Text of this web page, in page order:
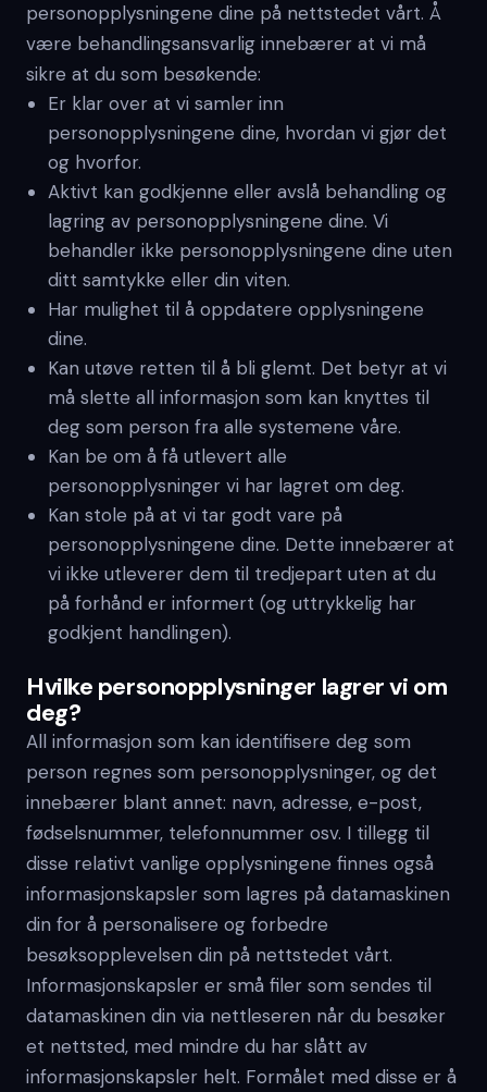
personopplysningene dine på nettstedet vårt. Å
være behandlingsansvarlig innebærer at vi må
sikre at du som besøkende:
Er klar over at vi samler inn
personopplysningene dine, hvordan vi gjør det
og hvorfor.
Aktivt kan godkjenne eller avslå behandling og
lagring av personopplysningene dine. Vi
behandler ikke personopplysningene dine uten
ditt samtykke eller din viten.
Har mulighet til å oppdatere opplysningene
dine.
Kan utøve retten til å bli glemt. Det betyr at vi
må slette all informasjon som kan knyttes til
deg som person fra alle systemene våre.
Kan be om å få utlevert alle
personopplysninger vi har lagret om deg.
Kan stole på at vi tar godt vare på
personopplysningene dine. Dette innebærer at
vi ikke utleverer dem til tredjepart uten at du
på forhånd er informert (og uttrykkelig har
godkjent handlingen).
Hvilke personopplysninger lagrer vi om
deg?
All informasjon som kan identifisere deg som
person regnes som personopplysninger, og det
innebærer blant annet: navn, adresse, e-post,
fødselsnummer, telefonnummer osv. I tillegg til
disse relativt vanlige opplysningene finnes også
informasjonskapsler som lagres på datamaskinen
din for å personalisere og forbedre
besøksopplevelsen din på nettstedet vårt.
Informasjonskapsler er små filer som sendes til
datamaskinen din via nettleseren når du besøker
et nettsted, med mindre du har slått av
informasjonskapsler helt. Formålet med disse er å